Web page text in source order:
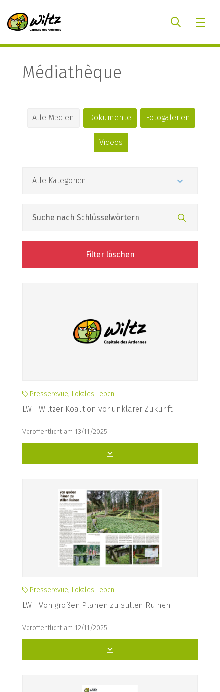
Médiathèque
Alle Medien Dokumente Fotogalerien
Videos
Filter löschen
Presserevue, Lokales Leben
LW - Wiltzer Koalition vor unklarer Zukunft
Veröffentlicht am 13/11/2025
Presserevue, Lokales Leben
LW - Von großen Plänen zu stillen Ruinen
Veröffentlicht am 12/11/2025